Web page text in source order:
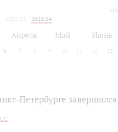
2022/23
2023/24
Апрель Май Июнь
6 7 8 9 10 12 13
Петербурге